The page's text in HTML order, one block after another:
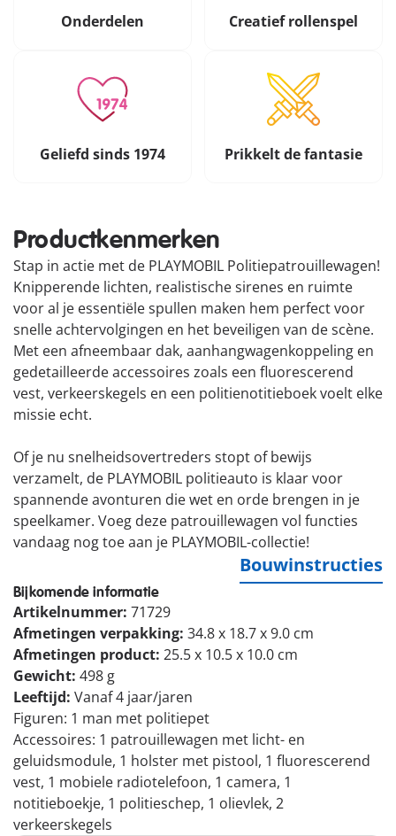
Onderdelen Creatief rollenspel
Geliefd sinds 1974 Prikkelt de fantasie
Productkenmerken
Stap in actie met de PLAYMOBIL Politiepatrouillewagen!
Knipperende lichten, realistische sirenes en ruimte
voor al je essentiële spullen maken hem perfect voor
snelle achtervolgingen en het beveiligen van de scène.
Met een afneembaar dak, aanhangwagenkoppeling en
gedetailleerde accessoires zoals een fluorescerend
vest, verkeerskegels en een politienotitieboek voelt elke
missie echt.
Of je nu snelheidsovertreders stopt of bewijs
verzamelt, de PLAYMOBIL politieauto is klaar voor
spannende avonturen die wet en orde brengen in je
speelkamer. Voeg deze patrouillewagen vol functies
vandaag nog toe aan je PLAYMOBIL-collectie!
Bouwinstructies
Bijkomende informatie
Artikelnummer: 71729
Afmetingen verpakking: 34.8 x 18.7 x 9.0 cm
Afmetingen product: 25.5 x 10.5 x 10.0 cm
Gewicht: 498 g
Leeftijd: Vanaf 4 jaar/jaren
Figuren: 1 man met politiepet
Accessoires: 1 patrouillewagen met licht- en
geluidsmodule, 1 holster met pistool, 1 fluorescerend
vest, 1 mobiele radiotelefoon, 1 camera, 1
notitieboekje, 1 politieschep, 1 olievlek, 2
verkeerskegels